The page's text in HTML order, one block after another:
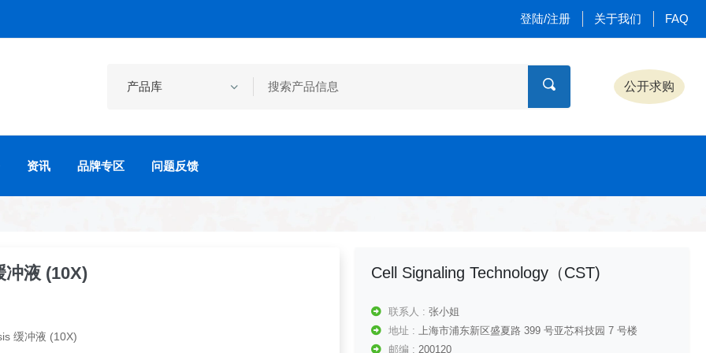
登陆/注册 关于我们 FAQ
公开求购
资讯 品牌专区 问题反馈
液 (10X)
缓冲液 (10X)
Cell Signaling Technology（CST)
联系人 : 张小姐
地址 : 上海市浦东新区盛夏路 399 号亚芯科技园 7 号楼
邮编 : 200120